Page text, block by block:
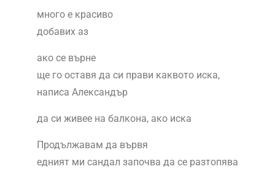
много е красиво
добавих аз
ако се върне
ще го оставя да си прави каквото иска,
написа Александър
да си живее на балкона, ако иска
Продължавам да вървя
едният ми сандал започва да се разтопява